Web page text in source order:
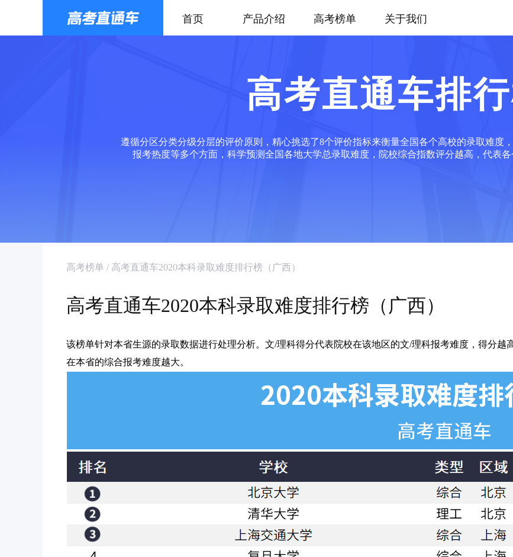
首页 产品介绍 高考榜单 关于我们
高考直通车排
遵循分区分类分级分层的评价原则，精心挑选了8个评价指标来衡量全国各个高校的录取难度
报考热度等多个方面，科学预测全国各地大学总录取难度，院校综合指数评分越高，代表
高考榜单 / 高考直通车2020本科录取难度排行榜（广西）
高考直通车2020本科录取难度排行榜（广西）
该榜单针对本省生源的录取数据进行处理分析。文/理科得分代表院校在该地区的文/理科报考难度，得分
在本省的综合报考难度越大。